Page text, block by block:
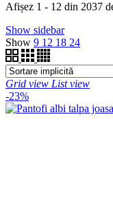
Afișez 1 - 12 din 2037
Show sidebar
Show 9 12 18 24
Grid view List view
-23%